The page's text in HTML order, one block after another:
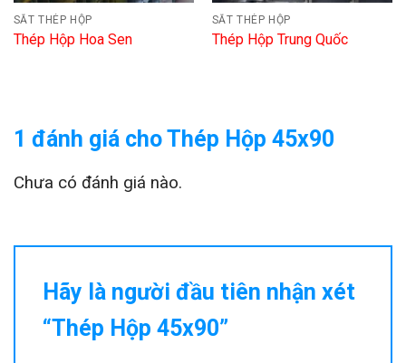
SẮT THÉP HỘP
Thép Hộp Hoa Sen
SẮT THÉP HỘP
Thép Hộp Trung Quốc
1 đánh giá choThép Hộp 45x90
Chưa có đánh giá nào.
Hãy là người đầu tiên nhận xét
“Thép Hộp 45x90”